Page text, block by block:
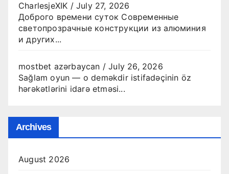
CharlesjeXIK /July 27, 2026
Доброго времени суток Современные
светопрозрачные конструкции из алюминия
и других...
mostbet azərbaycan /July 26, 2026
Sağlam oyun — o deməkdir istifadəçinin öz
hərəkətlərini idarə etməsi...
Archives
August 2026